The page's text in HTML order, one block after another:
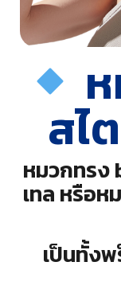
สไ
หมวกทรง
เทล หรือ
เป็นทั้ง